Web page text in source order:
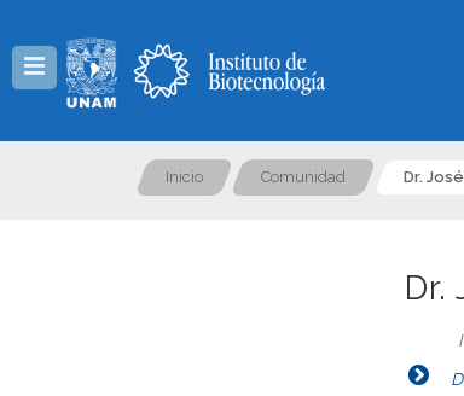
Inicio Comunidad Dr.
Dr.